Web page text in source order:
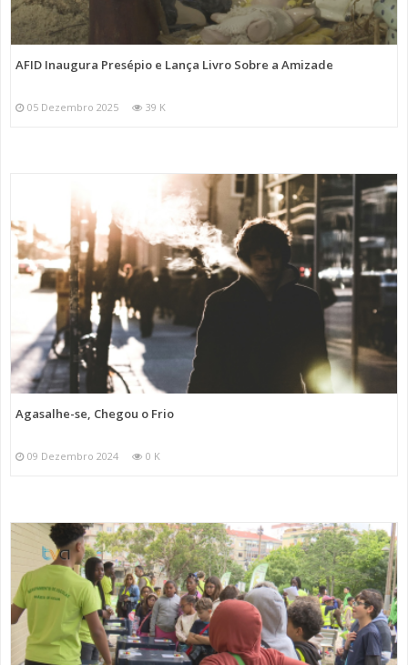
AFID Inaugura Presépio e Lança Livro Sobre a Amizade
05 Dezembro 2025 39 K
Agasalhe-se, Chegou o Frio
09 Dezembro 2024 0 K